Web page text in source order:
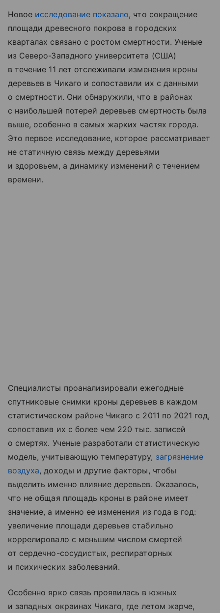
Новое исследование показало, что сокращение
площади древесного покрова в городских
кварталах связано с ростом смертности. Ученые
из Северо-Западного университета (США)
в течение 11 лет отслеживали изменения кроны
деревьев в Чикаго и сопоставили их с данными
о смертности. Они обнаружили, что в районах
с наибольшей потерей деревьев смертность была
выше, особенно в самых жарких частях города.
Это первое исследование, которое рассматривает
не статичную связь между деревьями
и здоровьем, а динамику изменений с течением
времени.
Специалисты проанализировали ежегодные
спутниковые снимки кроны деревьев в каждом
статистическом районе Чикаго с 2011 по 2021 год,
сопоставив их с более чем 220 тыс. записей
о смертях. Ученые разработали статистическую
модель, учитывающую температуру, загрязнение
воздуха, доходы и другие факторы, чтобы
выделить именно влияние деревьев. Оказалось,
что не общая площадь кроны в районе имеет
значение, а именно ее изменения из года в год:
увеличение площади деревьев стабильно
коррелировало с меньшим числом смертей
от сердечно-сосудистых, респираторных
и психических заболеваний.
Особенно ярко связь проявилась в южных
и западных окраинах Чикаго, где летом жарче,